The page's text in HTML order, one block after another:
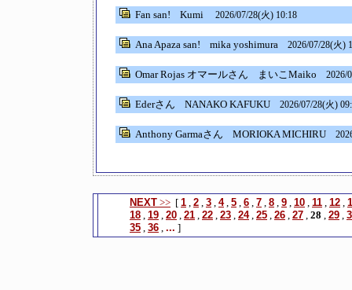
Fan san! Kumi 2026/07/28(火) 10:18
Ana Apaza san! mika yoshimura 2026/07/28(火)
Omar Rojas オマールさん まいこMaiko 2026/
Ederさん NANAKO KAFUKU 2026/07/28(火)
Anthony Garmaさん MORIOKA MICHIRU
NEXT >> [ 1 , 2 , 3 , 4, 5 , 6 , 7 , 8 , 9 , 10 , 11 , 12 ,
18 , 19 , 20 , 21 , 22 , 23 , 24, 25 , 26 , 27 , 28 , 29 ,
35 , 36 , ... ]